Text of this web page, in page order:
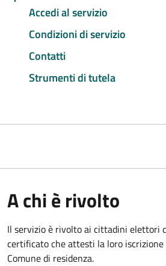
Accedi al servizio
Condizioni di servizio
Contatti
Strumenti di tutela
A chi è rivolto
Il servizio è rivolto ai cittadini elettori
certificato che attesti la loro
Comune di residenza.